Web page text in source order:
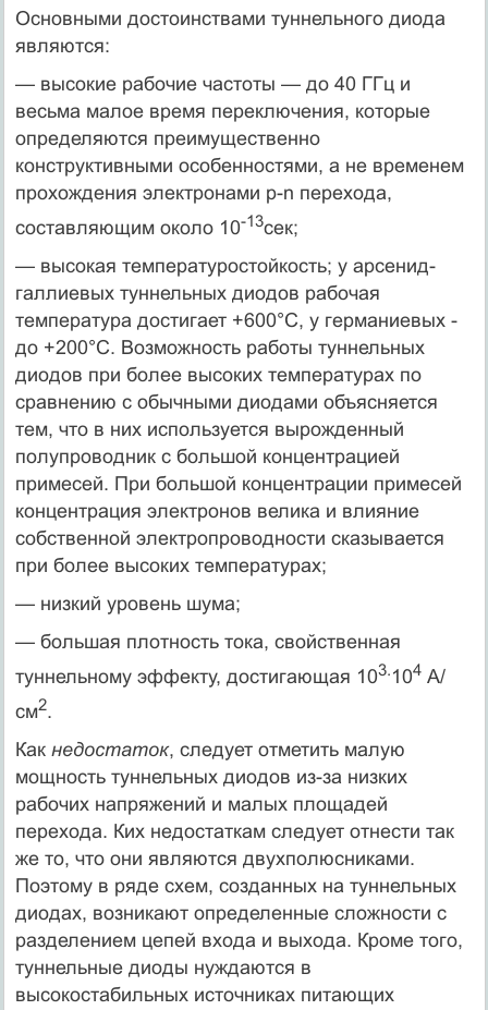
Основными достоинствами туннельного диода
являются:
— высокие рабочие частоты — до 40 ГГц и
весьма малое время переключения, которые
определяются преимущественно
конструктивными особенностями, а не временем
прохождения электронами р-n перехода,
составляющим около 10-13сек;
— высокая температуростойкость; у арсенид-
галлиевых туннельных диодов рабочая
температура достигает +600°С, у германиевых -
до +200°С. Возможность работы туннельных
диодов при более высоких температурах по
сравнению с обычными диодами объясняется
тем, что в них используется вырожденный
полупроводник с большой концентрацией
примесей. При большой концентрации примесей
концентрация электронов велика и влияние
собственной электропроводности сказывается
при более высоких температурах;
— низкий уровень шума;
— большая плотность тока, свойственная
туннельному эффекту, достигающая 103.104А/
см2.
Какнедостаток, следует отметить малую
мощность туннельных диодов из-за низких
рабочих напряжений и малых площадей
перехода. Ких недостаткам следует отнести так
же то, что они являются двухполюсниками.
Поэтому в ряде схем, созданных на туннельных
диодах, возникают определенные сложности с
разделением цепей входа и выхода. Кроме того,
туннельные диоды нуждаются в
высокостабильных источниках питающих